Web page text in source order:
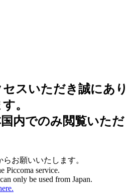
スいただき誠にあり
。
内でのみ閲覧いただ
らお願いいたします。
Piccoma service.
only be used from Japan.